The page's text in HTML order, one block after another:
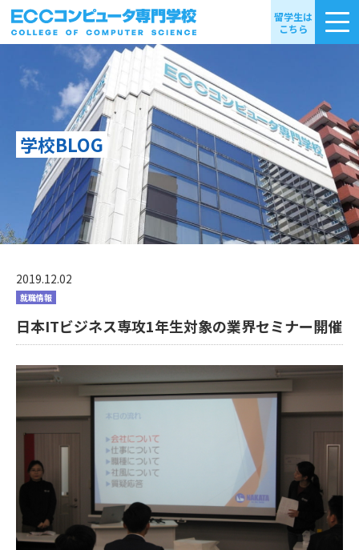
留学生は
こちら
学校BLOG
2019.12.02
就職情報
日本ITビジネス専攻1年生対象の業界セミナー開催